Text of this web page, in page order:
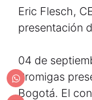
Eric Flesch,
presentación
04 de
Promigas
Bogotá. El